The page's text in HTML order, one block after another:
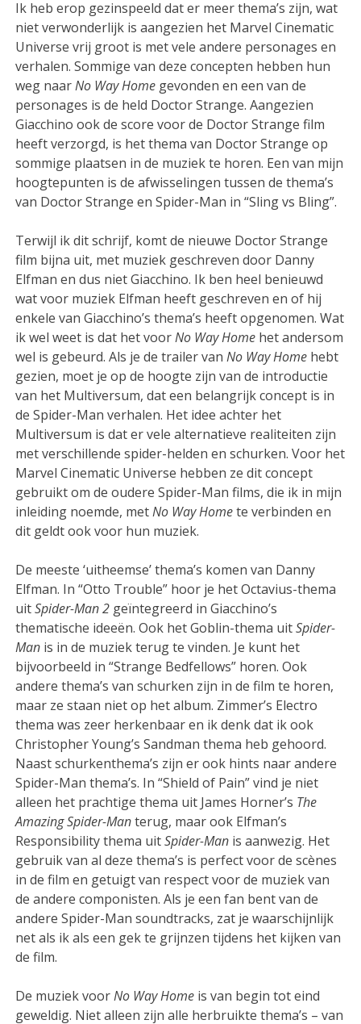
Ik heb erop gezinspeeld dat er meer thema’s zijn, wat
niet verwonderlijk is aangezien het Marvel Cinematic
Universe vrij groot is met vele andere personages en
verhalen. Sommige van deze concepten hebben hun
weg naarNo Way Home gevonden en een van de
personages is de held Doctor Strange. Aangezien
Giacchino ook de score voor de Doctor Strange film
heeft verzorgd, is het thema van Doctor Strange op
sommige plaatsen in de muziek te horen. Een van mijn
hoogtepunten is de afwisselingen tussen de thema’s
van Doctor Strange en Spider-Man in “Sling vs Bling”.
Terwijl ik dit schrijf, komt de nieuwe Doctor Strange
film bijna uit, met muziek geschreven door Danny
Elfman en dus niet Giacchino. Ik ben heel benieuwd
wat voor muziek Elfman heeft geschreven en of hij
enkele van Giacchino’s thema’s heeft opgenomen. Wat
ik wel weet is dat het voorNo Way Home het andersom
wel is gebeurd. Als je de trailer vanNo Way Home hebt
gezien, moet je op de hoogte zijn van de introductie
van het Multiversum, dat een belangrijk concept is in
de Spider-Man verhalen. Het idee achter het
Multiversum is dat er vele alternatieve realiteiten zijn
met verschillende spider-helden en schurken. Voor het
Marvel Cinematic Universe hebben ze dit concept
gebruikt om de oudere Spider-Man films, die ik in mijn
inleiding noemde, metNo Way Homete verbinden en
dit geldt ook voor hun muziek.
De meeste ‘uitheemse’ thema’s komen van Danny
Elfman. In “Otto Trouble” hoor je het Octavius-thema
uitSpider-Man 2 geïntegreerd in Giacchino’s
thematische ideeën. Ook het Goblin-thema uitSpider-
Man is in de muziek terug te vinden. Je kunt het
bijvoorbeeld in “Strange Bedfellows” horen. Ook
andere thema’s van schurken zijn in de film te horen,
maar ze staan niet op het album. Zimmer’s Electro
thema was zeer herkenbaar en ik denk dat ik ook
Christopher Young’s Sandman thema heb gehoord.
Naast schurkenthema’s zijn er ook hints naar andere
Spider-Man thema’s. In “Shield of Pain” vind je niet
alleen het prachtige thema uit James Horner’s The
Amazing Spider-Manterug, maar ook Elfman’s
Responsibility thema uitSpider-Man is aanwezig. Het
gebruik van al deze thema’s is perfect voor de scènes
in de film en getuigt van respect voor de muziek van
de andere componisten. Als je een fan bent van de
andere Spider-Man soundtracks, zat je waarschijnlijk
net als ik als een gek te grijnzen tijdens het kijken van
de film.
De muziek voorNo Way Home is van begin tot eind
geweldig. Niet alleen zijn alle herbruikte thema’s – van